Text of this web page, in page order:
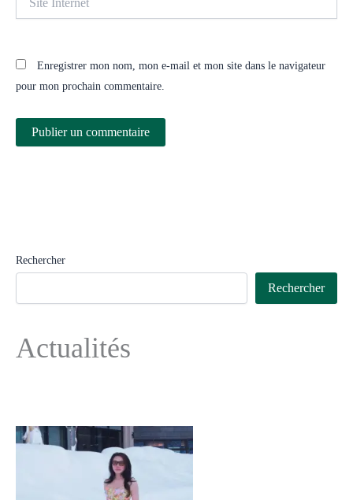
Internet
Enregistrer mon nom, mon e-mail et mon site dans le navigateur
pour mon prochain commentaire.
Rechercher
Rechercher
Actualités